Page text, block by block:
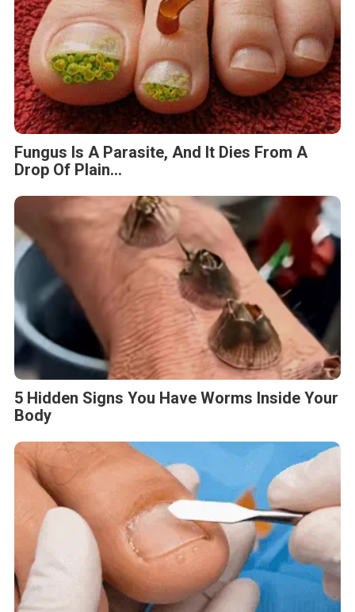
Fungus Is A Parasite, And It Dies From A
Drop Of Plain...
5 Hidden Signs You Have Worms Inside Your
Body